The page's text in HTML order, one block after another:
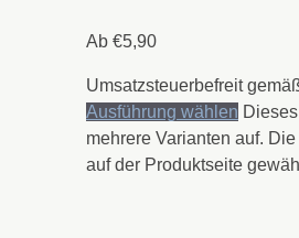
Ab €5,90
Umsatzsteuerbefreit
Ausführung wählen
mehrere Varianten auf.
auf der Produktseite